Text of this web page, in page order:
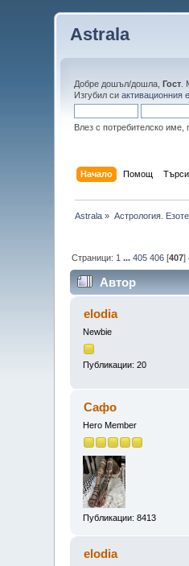
Astrala
Добре дошъл/дошла,Гост
Изгубил сиактивационния
Влез с потребителско име,
Начало Помощ Търси
Astrala » Астрология.
Страници: 1 ...405 406 [407]
Автор
elodia
Newbie
Публикации: 20
Сафо
Hero Member
Публикации: 8413
elodia